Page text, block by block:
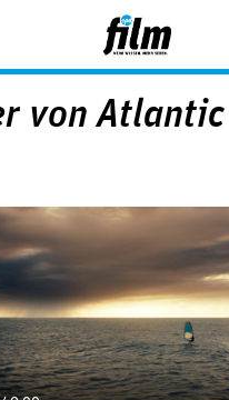
Jump to Navigation
von Atlantic